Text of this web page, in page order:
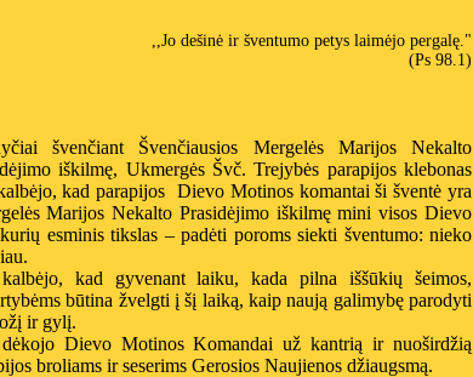
,,Jo dešinė ir šventumo petys laimėjo pergalę."
(Ps 98.1)
švenčiant Švenčiausios Mergelės Marijos Nekalto
iškilmę, Ukmergės Švč. Trejybės parapijos klebonas
kad parapijos Dievo Motinos komantai ši šventė yra
Marijos Nekalto Prasidėjimo iškilmę mini visos Dievo
esminis tikslas – padėti poroms siekti šventumo: nieko
kalbėjo, kad gyvenant laiku, kada pilna iššūkių šeimos,
būtina žvelgti į šį laiką, kaip naują galimybę parodyti
ir gylį.
Dievo Motinos Komandai už kantrią ir nuoširdžią
broliams ir seserims Gerosios Naujienos džiaugsmą.